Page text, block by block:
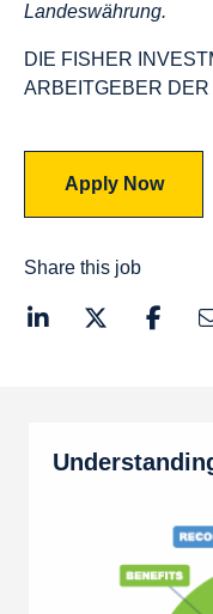
Landeswährung.
DIE FISHER
ARBEITGEBER
Apply Now
Share this job